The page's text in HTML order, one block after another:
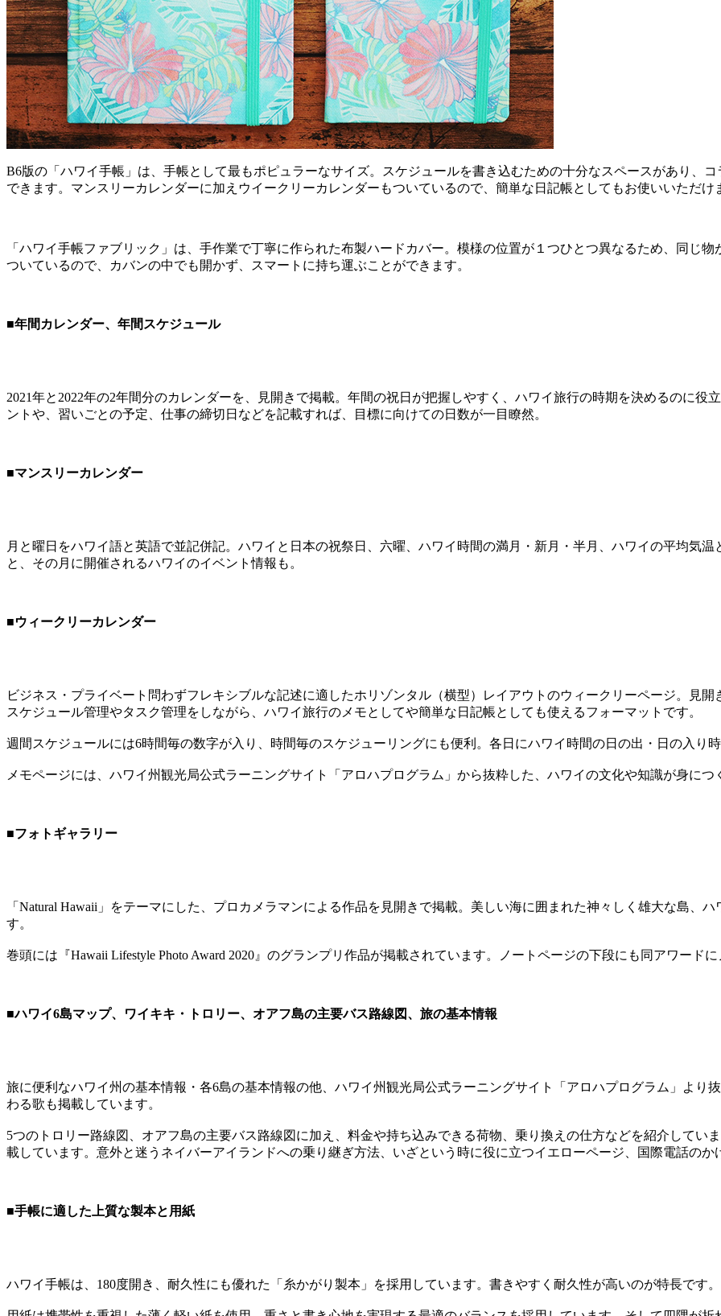
B6版の「ハワイ手帳」は、手帳として最もポピュラーなサイズ。スケジュールを書き込むための十分なスペースがあり、
できます。マンスリーカレンダーに加えウイークリーカレンダーもついているので、簡単な日記帳としてもお使いいただけ
「ハワイ手帳ファブリック」は、手作業で丁寧に作られた布製ハードカバー。模様の位置が１つひとつ異なるため、同じ
ついているので、カバンの中でも開かず、スマートに持ち運ぶことができます。
■年間カレンダー、年間スケジュール
2021年と2022年の2年間分のカレンダーを、見開きで掲載。年間の祝日が把握しやすく、ハワイ旅行の時期を決めるのに役
ントや、習いごとの予定、仕事の締切日などを記載すれば、目標に向けての日数が一目瞭然。
■マンスリーカレンダー
月と曜日をハワイ語と英語で並記併記。ハワイと日本の祝祭日、六曜、ハワイ時間の満月・新月・半月、ハワイの平均気
と、その月に開催されるハワイのイベント情報も。
■ウィークリーカレンダー
ビジネス・プライベート問わずフレキシブルな記述に適したホリゾンタル（横型）レイアウトのウィークリーページ。見
スケジュール管理やタスク管理をしながら、ハワイ旅行のメモとしてや簡単な日記帳としても使えるフォーマットです。
週間スケジュールには6時間毎の数字が入り、時間毎のスケジューリングにも便利。各日にハワイ時間の日の出・日の入り
メモページには、ハワイ州観光局公式ラーニングサイト「アロハプログラム」から抜粋した、ハワイの文化や知識が身につ
■フォトギャラリー
「Natural Hawaii」をテーマにした、プロカメラマンによる作品を見開きで掲載。美しい海に囲まれた神々しく雄大な島、
す。
巻頭には『Hawaii Lifestyle Photo Award 2020』のグランプリ作品が掲載されています。ノートページの下段にも同アワード
■ハワイ6島マップ、ワイキキ・トロリー、オアフ島の主要バス路線図、旅の基本情報
旅に便利なハワイ州の基本情報・各6島の基本情報の他、ハワイ州観光局公式ラーニングサイト「アロハプログラム」より
わる歌も掲載しています。
5つのトロリー路線図、オアフ島の主要バス路線図に加え、料金や持ち込みできる荷物、乗り換えの仕方などを紹介してい
載しています。意外と迷うネイバーアイランドへの乗り継ぎ方法、いざという時に役に立つイエローページ、国際電話のか
■手帳に適した上質な製本と用紙
ハワイ手帳は、180度開き、耐久性にも優れた「糸かがり製本」を採用しています。書きやすく耐久性が高いのが特長です。